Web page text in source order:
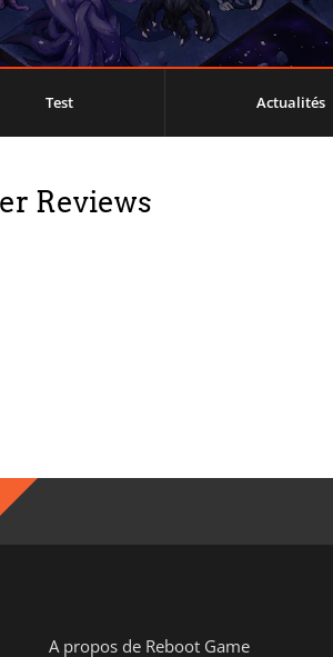
Test Actualités
Reviews
A propos de Reboot Game